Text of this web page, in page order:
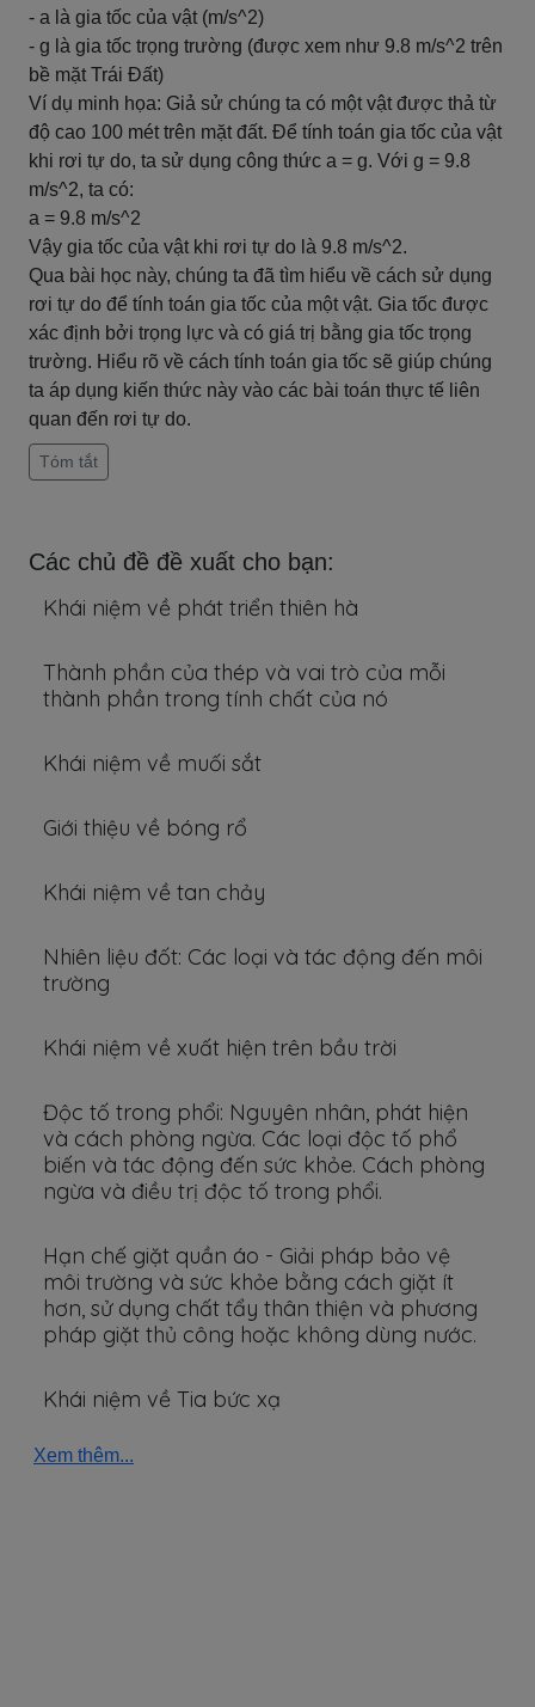
- a là gia tốc của vật (m/s^2)
- g là gia tốc trọng trường (được xem như 9.8 m/s^2 trên
bề mặt Trái Đất)
Ví dụ minh họa: Giả sử chúng ta có một vật được thả từ
độ cao 100 mét trên mặt đất. Để tính toán gia tốc của vật
khi rơi tự do, ta sử dụng công thức a = g. Với g = 9.8
m/s^2, ta có:
a = 9.8 m/s^2
Vậy gia tốc của vật khi rơi tự do là 9.8 m/s^2.
Qua bài học này, chúng ta đã tìm hiểu về cách sử dụng
rơi tự do để tính toán gia tốc của một vật. Gia tốc được
xác định bởi trọng lực và có giá trị bằng gia tốc trọng
trường. Hiểu rõ về cách tính toán gia tốc sẽ giúp chúng
ta áp dụng kiến thức này vào các bài toán thực tế liên
quan đến rơi tự do.
Tóm tắt
Các chủ đề đề xuất cho bạn:
Khái niệm về phát triển thiên hà
Thành phần của thép và vai trò của mỗi
thành phần trong tính chất của nó
Khái niệm về muối sắt
Giới thiệu về bóng rổ
Khái niệm về tan chảy
Nhiên liệu đốt: Các loại và tác động đến môi
trường
Khái niệm về xuất hiện trên bầu trời
Độc tố trong phổi: Nguyên nhân, phát hiện
và cách phòng ngừa. Các loại độc tố phổ
biến và tác động đến sức khỏe. Cách phòng
ngừa và điều trị độc tố trong phổi.
Hạn chế giặt quần áo - Giải pháp bảo vệ
môi trường và sức khỏe bằng cách giặt ít
hơn, sử dụng chất tẩy thân thiện và phương
pháp giặt thủ công hoặc không dùng nước.
Khái niệm về Tia bức xạ
Xem thêm...